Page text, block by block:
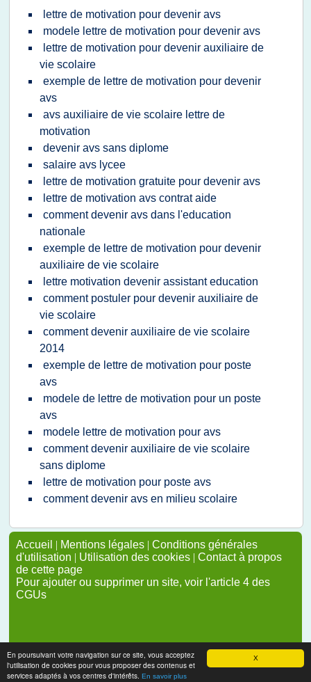
X
En poursuivant votre navigation sur ce site, vous acceptez
l'utilisation de cookies pour vous proposer des contenus et
services adaptés à vos centres d'intérêts. En savoir plus
lettre de motivation pour devenir avs
modele lettre de motivation pour devenir avs
lettre de motivation pour devenir auxiliaire de
vie scolaire
exemple de lettre de motivation pour devenir
avs
avs auxiliaire de vie scolaire lettre de
motivation
devenir avs sans diplome
salaire avs lycee
lettre de motivation gratuite pour devenir avs
lettre de motivation avs contrat aide
comment devenir avs dans l'education
nationale
exemple de lettre de motivation pour devenir
auxiliaire de vie scolaire
lettre motivation devenir assistant education
comment postuler pour devenir auxiliaire de
vie scolaire
comment devenir auxiliaire de vie scolaire
2014
exemple de lettre de motivation pour poste
avs
modele de lettre de motivation pour un poste
avs
modele lettre de motivation pour avs
comment devenir auxiliaire de vie scolaire
sans diplome
lettre de motivation pour poste avs
comment devenir avs en milieu scolaire
Accueil | Mentions légales | Conditions générales
d'utilisation | Utilisation des cookies | Contact à propos
de cette page
Pour ajouter ou supprimer un site, voir l'article 4 des
CGUs